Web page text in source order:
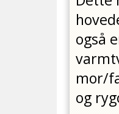
også
mor/
og